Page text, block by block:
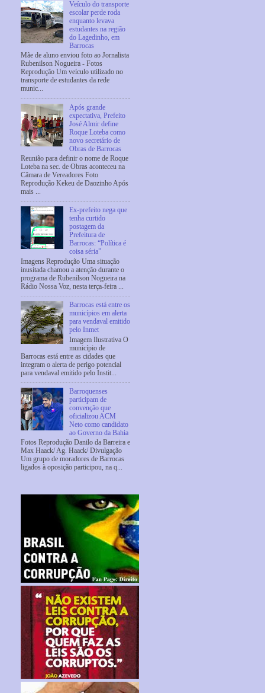
Veículo do transporte
escolar perde roda
enquanto levava
estudantes na região
do Lagedinho, em
Barrocas
Mãe de aluno enviou foto ao Jornalista
Rubenilson Nogueira - Fotos
Reprodução Um veículo utilizado no
transporte de estudantes da rede
munic...
Após grande
expectativa, Prefeito
José Almir define
Roque Loteba como
novo secretário de
Obras de Barrocas
Reunião para definir o nome de Roque
Loteba na sec. de Obras aconteceu na
Câmara de Vereadores Foto
Reprodução Kekeu de Daozinho Após
mais ...
Ex-prefeito nega que
tenha curtido
postagem da
Prefeitura de
Barrocas: “Política é
coisa séria”
Imagens Reprodução Uma situação
inusitada chamou a atenção durante o
programa de Rubenilson Nogueira na
Rádio Nossa Voz, nesta terça-feira ...
Barrocas está entre os
municípios em alerta
para vendaval emitido
pelo Inmet
Imagem Ilustrativa O
município de
Barrocas está entre as cidades que
integram o alerta de perigo potencial
para vendaval emitido pelo Instit...
Barroquenses
participam de
convenção que
oficializou ACM
Neto como candidato
ao Governo da Bahia
Fotos Reprodução Danilo da Barreira e
Max Haack/ Ag. Haack/ Divulgação
Um grupo de moradores de Barrocas
ligados à oposição participou, na q...